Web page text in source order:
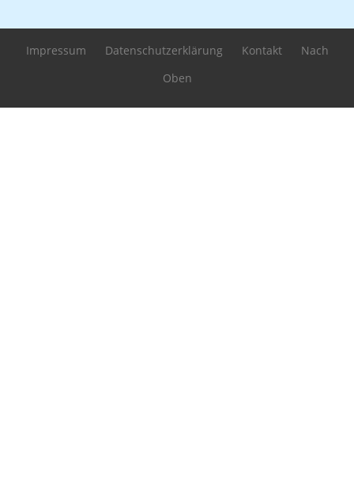
Impressum Datenschutzerklärung Kontakt
Nach
Oben